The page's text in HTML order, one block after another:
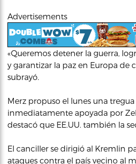
Advertisements
«Queremos detener la guerra,
y garantizar la paz en Europa de
subrayó.
Merz propuso el lunes una
inmediatamente apoyada por
destacó que EE.UU. también la
El canciller se dirigió al Kremlin
ataques contra el país vecino al